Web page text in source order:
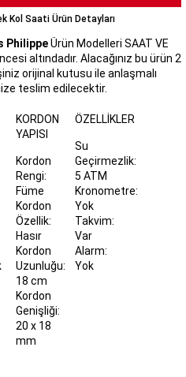
Kol Saati Ürün Detayları
PhilippeÜrün Modelleri SAAT VE
altındadır. Alacağınız bu ürün 2
orijinal kutusu ile anlaşmalı
teslim edilecektir.
KORDON
YAPISI
Kordon
Rengi:
Füme
Kordon
Özellik:
Hasır
Kordon
Uzunluğu:
18 cm
Kordon
Genişliği:
20 x 18
mm
ÖZELLIKLER
Su
Geçirmezlik:
5 ATM
Kronometre:
Yok
Takvim:
Var
Alarm:
Yok